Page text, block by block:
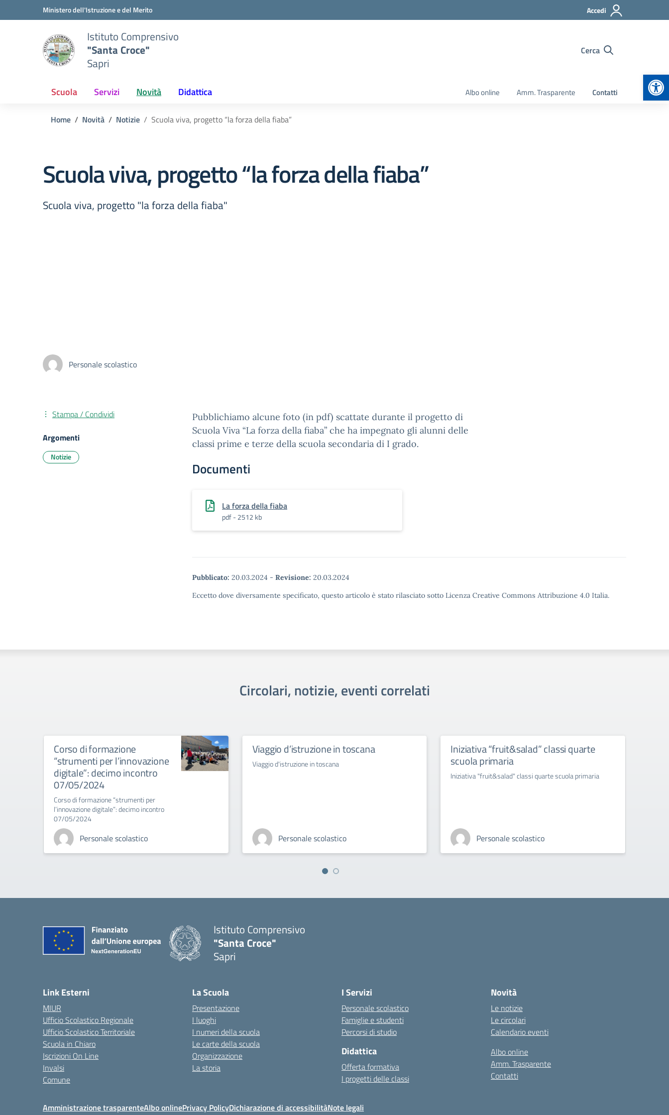
Vai ai contenuti
Vai al menu di navigazioneMinistero dell'Istruzione e del Merito Accedi
Istituto Comprensivo
"Santa Croce"
Sapri
Cerca
Scuola Servizi Novità Didattica Albo online Amm. Trasparente Contatti
Home Novità Notizie Scuola viva, progetto “la forza della fiaba”
Scuola viva, progetto “la forza della fiaba”
Scuola viva, progetto "la forza della fiaba"
Personale scolastico
Pubblichiamo alcune foto (in pdf) scattate durante il progetto di
Scuola Viva “La forza della fiaba” che ha impegnato gli alunni delle
classi prime e terze della scuola secondaria di I grado.
Documenti
La forza della fiaba
pdf - 2512 kb
Pubblicato: 20.03.2024 - Revisione: 20.03.2024
Eccetto dove diversamente specificato, questo articolo è stato rilasciato sotto Licenza Creative Commons Attribuzione 4.0 Italia.
Stampa / Condividi
Argomenti
Notizie
Circolari, notizie, eventi correlati
Corso di formazione
“strumenti per l’innovazione
digitale”: decimo incontro
07/05/2024
Corso di formazione “strumenti per
l’innovazione digitale”: decimo incontro
07/05/2024
Personale scolastico
Viaggio d’istruzione in toscana
Viaggio d'istruzione in toscana
Personale scolastico
Iniziativa “fruit&salad” classi quarte
scuola primaria
Iniziativa "fruit&salad" classi quarte scuola primaria
Personale scolastico
Istituto Comprensivo
"Santa Croce"
Sapri
Link Esterni
MIUR
Ufficio Scolastico Regionale
Ufficio Scolastico Territoriale
Scuola in Chiaro
Iscrizioni On Line
Invalsi
Comune
La Scuola
Presentazione
I luoghi
I numeri della scuola
Le carte della scuola
Organizzazione
La storia
I Servizi
Personale scolastico
Famiglie e studenti
Percorsi di studio
Didattica
Offerta formativa
I progetti delle classi
Novità
Le notizie
Le circolari
Calendario eventi
Albo online
Amm. Trasparente
Contatti
Amministrazione trasparenteAlbo onlinePrivacy PolicyDichiarazione di accessibilitàNote legali